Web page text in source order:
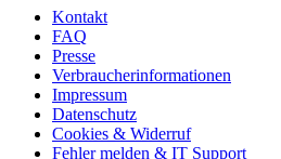
Kontakt
FAQ
Presse
Verbraucherinformationen
Impressum
Datenschutz
Cookies & Widerruf
Fehler melden & IT Support